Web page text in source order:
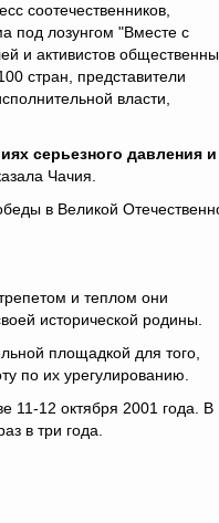
соотечественников,
под лозунгом "Вместе с
и активистов
стран, представители
власти,
серьезного давления и
Чачия.
в Великой
и теплом они
исторической родины.
площадкой для того,
по их урегулированию.
11-12 октября 2001 года. В
в три года.